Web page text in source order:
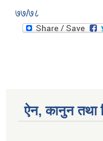
७७/७८
ऐन, कानुन तथा